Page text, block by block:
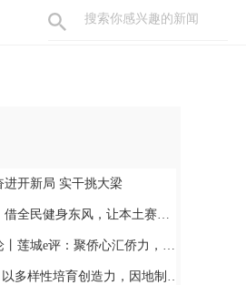
进开新局 实干挑大梁
健身东风，让本土赛事撬动消费新增长
e评：聚侨心汇侨力，山海万里皆家国
性培育创造力，因地制宜发展新质生产力